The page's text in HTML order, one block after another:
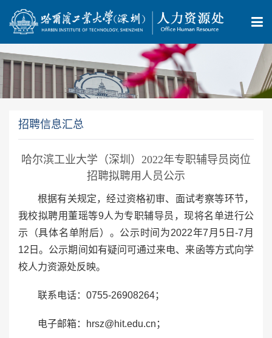
招聘信息汇总
哈尔滨工业大学（深圳）2022年专职辅导员岗位
招聘拟聘用人员公示
根据有关规定，经过资格初审、面试考察等环节，
我校拟聘用董瑶等9人为专职辅导员，现将名单进行公
示（具体名单附后）。公示时间为2022年7月5日-7月
12日。公示期间如有疑问可通过来电、来函等方式向学
校人力资源处反映。
联系电话：0755-26908264；
电子邮箱：hrsz@hit.edu.cn；